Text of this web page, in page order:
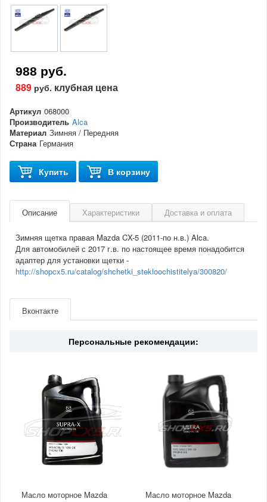
988 руб.
889 руб. клубная цена
Артикул 068000
Производитель Alca
Материал Зимняя / Передняя
Страна Германия
Купить В корзину
Описание Характеристики Доставка и оплата
Зимняя щетка правая Mazda CX-5 (2011-по н.в.) Alca.
Для автомобилей с 2017 г.в. по настоящее время понадобится
адаптер для установки щетки -
http://shopcx5.ru/catalog/shchetki_stekloochistitelya/300820/
Материал Зимняя / Передняя
Вконтакте
Персональные рекомендации:
Масло моторное Mazda
Масло моторное Mazda